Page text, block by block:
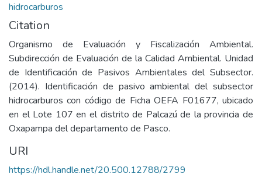
hidrocarburos
Citation
Organismo de Evaluación y Fiscalización Ambiental.
Subdirección de Evaluación de la Calidad Ambiental. Unidad
de Identificación de Pasivos Ambientales del Subsector.
(2014). Identificación de pasivo ambiental del subsector
hidrocarburos con código de Ficha OEFA F01677, ubicado
en el Lote 107 en el distrito de Palcazú de la provincia de
Oxapampa del departamento de Pasco.
URI
https://hdl.handle.net/20.500.12788/2799